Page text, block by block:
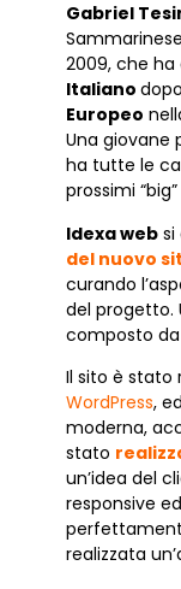
Gabriel
2009, che
Italiano
Europeo
Una giovane
ha tutte le
prossimi
Idexa websi
del nuovo
curando
del progetto.
composto da
Il sito è stato
WordPress,
moderna,
stato
un’idea del
responsive
realizzata